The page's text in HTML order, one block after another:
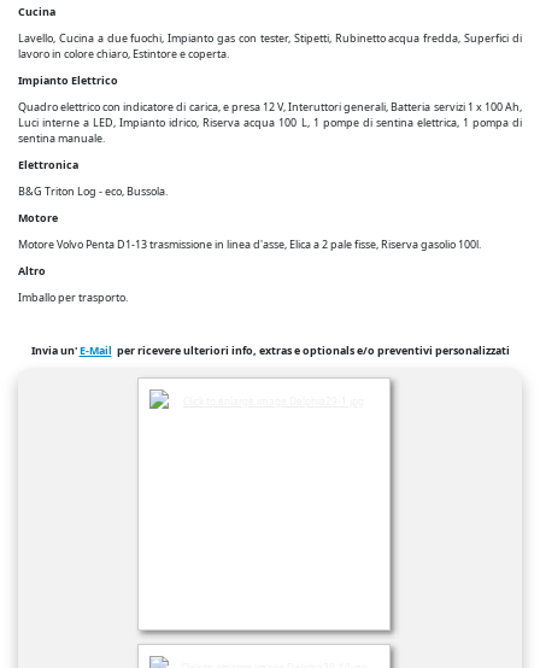
Cucina
Lavello, Cucina a due fuochi, Impianto gas con tester, Stipetti, Rubinetto acqua fredda, Superfici di
lavoro in colore chiaro, Estintore e coperta.
Impianto Elettrico
Quadro elettrico con indicatore di carica, e presa 12 V, Interuttori generali, Batteria servizi 1 x 100 Ah,
Luci interne a LED, Impianto idrico, Riserva acqua 100 L, 1 pompe di sentina elettrica, 1 pompa di
sentina manuale.
Elettronica
B&G Triton Log - eco, Bussola.
Motore
Motore Volvo Penta D1-13 trasmissione in linea d'asse, Elica a 2 pale fisse, Riserva gasolio 100l.
Altro
Imballo per trasporto.
Invia un'E-Mail per ricevere ulteriori info, extras e optionalse/o preventivi personalizzati